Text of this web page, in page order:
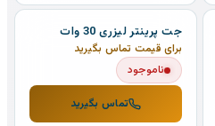
جت پرینتر لیزری 30 وات
برای قیمت تماس بگیرید
ناموجود
تماس بگیرید